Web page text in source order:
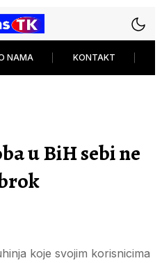
NAMA KONTAKT
u BiH sebi ne
koje svojim korisnicima